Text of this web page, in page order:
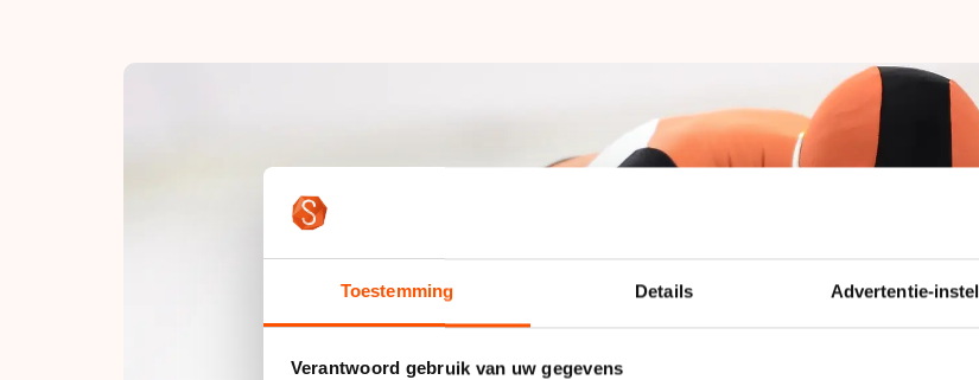
Toestemming Details Advertentie-
Verantwoord gebruik van uw gegevens
Olympische Spelen